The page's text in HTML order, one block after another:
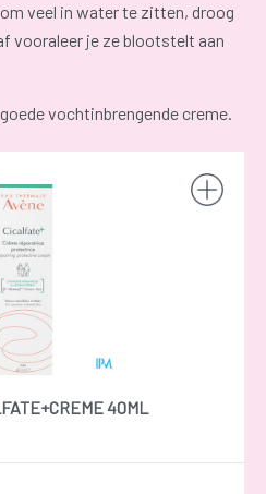
veel in water te zitten, droog
vooraleer je ze blootstelt aan
vochtinbrengende creme.
40ML